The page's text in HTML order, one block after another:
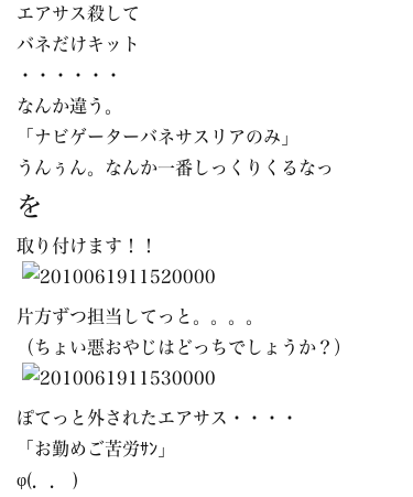
エアサス殺して
バネだけキット
・・・・・・
なんか違う。
「ナビゲーターバネサスリアのみ」
うんぅん。なんか一番しっくりくるなっ
を
取り付けます！！
片方ずつ担当してっと。。。。
（ちょい悪おやじはどっちでしょうか？）
ぽてっと外されたエアサス・・・・
「お勤めご苦労ｻﾝ」
φ(．． )